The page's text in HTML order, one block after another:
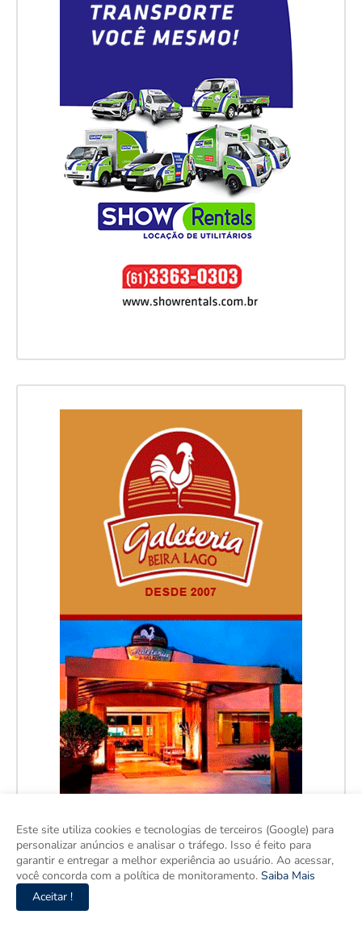
Este site utiliza cookies e tecnologias de terceiros (Google) para
personalizar anúncios e analisar o tráfego. Isso é feito para
garantir e entregar a melhor experiência ao usuário. Ao acessar,
você concorda com a política de monitoramento. Saiba Mais
Aceitar !